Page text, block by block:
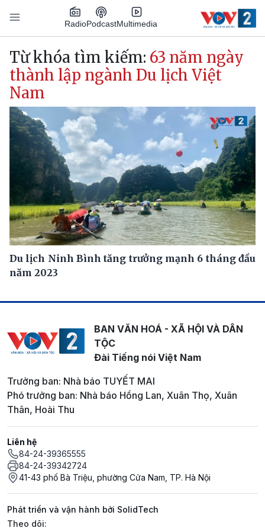
Nhảy đến nội dung
RadioPodcastMultimedia
Main navigation
Từ khóa tìm kiếm: 63 năm ngày
thành lập ngành Du lịch Việt
Nam
Du lịch Ninh Bình tăng trưởng mạnh 6 tháng đầu
năm 2023
BAN VĂN HOÁ - XÃ HỘI VÀ DÂN
TỘC
Đài Tiếng nói Việt Nam
Trưởng ban: Nhà báo TUYẾT MAI
Phó trưởng ban: Nhà báo Hồng Lan, Xuân Thọ, Xuân
Thân, Hoài Thu
Liên hệ
84-24-39365555
84-24-39342724
41-43 phố Bà Triệu, phường Cửa Nam, TP. Hà Nội
Phát triển và vận hành bởi SolidTech
Mạng xã hội
Theo dõi: